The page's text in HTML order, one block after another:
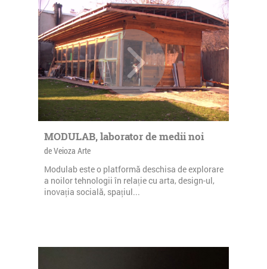
MODULAB, laborator de medii noi
de Veioza Arte
Modulab este o platformă deschisa de explorare
a noilor tehnologii în relație cu arta, design-ul,
inovația socială, spațiul...